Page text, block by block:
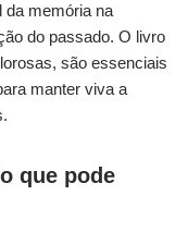
da memória na
do passado. O livro
são essenciais
manter viva a
que pode